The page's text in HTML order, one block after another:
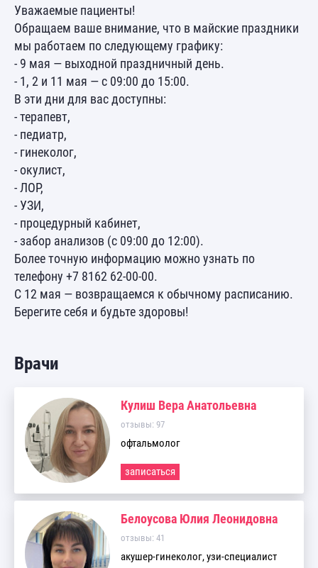
Уважаемые пациенты!
Обращаем ваше внимание, что в майские праздники
мы работаем по следующему графику:
- 9 мая — выходной праздничный день.
- 1, 2 и 11 мая — с 09:00 до 15:00.
В эти дни для вас доступны:
- терапевт,
- педиатр,
- гинеколог,
- окулист,
- ЛОР,
- УЗИ,
- процедурный кабинет,
- забор анализов (с 09:00 до 12:00).
Более точную информацию можно узнать по
телефону +7 8162 62-00-00.
С 12 мая — возвращаемся к обычному расписанию.
Берегите себя и будьте здоровы!
Врачи
Кулиш Вера Анатольевна
отзывы: 97
офтальмолог
записаться
Белоусова Юлия Леонидовна
отзывы: 41
акушер-гинеколог, узи-специалист